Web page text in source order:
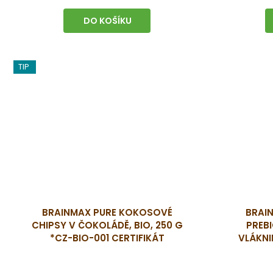
DO KOŠÍKU
TIP
BRAINMAX PURE KOKOSOVÉ
CHIPSY V ČOKOLÁDĚ, BIO, 250 G
*CZ-BIO-001 CERTIFIKÁT